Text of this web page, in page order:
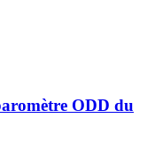
ODD du